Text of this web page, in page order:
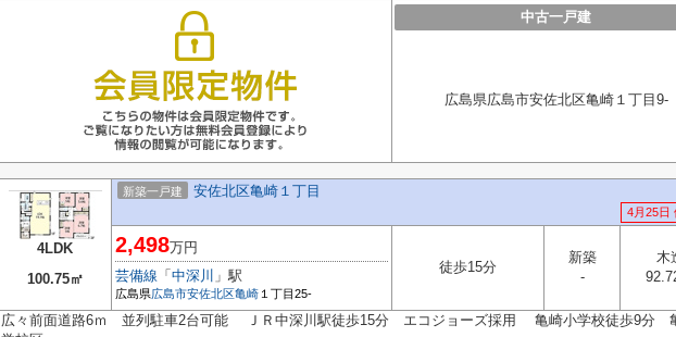
中古一戸建
広島県広島市安佐北区亀崎１丁目9-
4LDK
100.75㎡
新築一戸建 安佐北区亀崎１丁目
4月25日
2,498万円
芸備線 「 中深川 」駅
広島県広島市安佐北区亀崎 １丁目25-
徒歩15分
新築
-
木
広々前面道路6ｍ 並列駐車2台可能 ＪＲ中深川駅徒歩15分 エコジョーズ採用 亀崎小学校徒歩9分